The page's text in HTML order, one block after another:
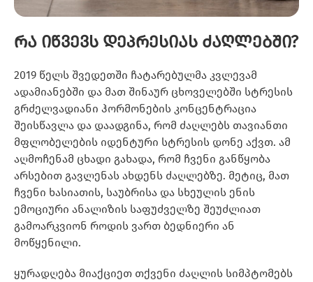
რა იწვევს დეპრესიას ძაღლებში?
2019 წელს შვედეთში ჩატარებულმა კვლევამ
ადამიანებში და მათ შინაურ ცხოველებში სტრესის
გრძელვადიანი ჰორმონების კონცენტრაცია
შეისწავლა და დაადგინა, რომ ძაღლებს თავიანთი
მფლობელების იდენტური სტრესის დონე აქვთ. ამ
აღმოჩენამ ცხადი გახადა, რომ ჩვენი განწყობა
არსებით გავლენას ახდენს ძაღლებზე. მეტიც, მათ
ჩვენი ხასიათის, საუბრისა და სხეულის ენის
ემოციური ანალიზის საფუძველზე შეუძლიათ
გამოარკვიონ როდის ვართ ბედნიერი ან
მოწყენილი.
ყურადღება მიაქციეთ თქვენი ძაღლის სიმპტომებს